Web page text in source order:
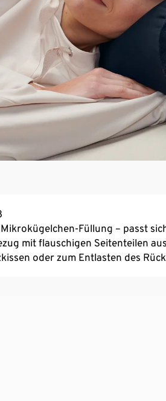
Füllung – passt
mit flauschigen Seitenteilen
oder zum Entlasten des